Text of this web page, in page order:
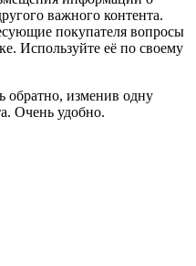
важного контента.
покупателя вопросы
Используйте её по своему
обратно, изменив одну
Очень удобно.